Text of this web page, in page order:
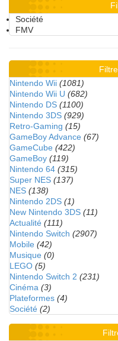
Société
FMV
Nintendo Wii (1081)
Nintendo Wii U (682)
Nintendo DS (1100)
Nintendo 3DS (929)
Retro-Gaming (15)
GameBoy Advance (67)
GameCube (422)
GameBoy (119)
Nintendo 64 (315)
Super NES (137)
NES (138)
Nintendo 2DS (1)
New Nintendo 3DS (11)
Actualité (111)
Nintendo Switch (2907)
Mobile (42)
Musique (0)
LEGO (5)
Nintendo Switch 2 (231)
Cinéma (3)
Plateformes (4)
Société (2)